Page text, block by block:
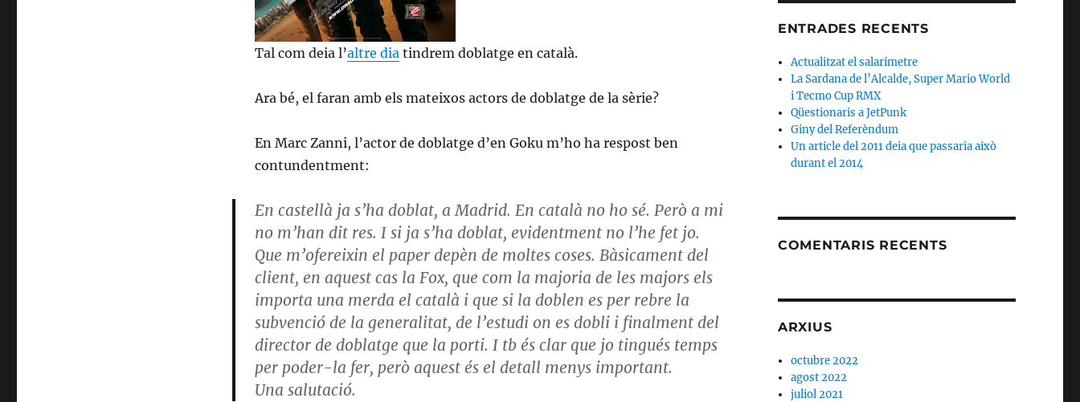
Tal com deia l’altre diatindrem doblatge en català.
Ara bé, el faran amb els mateixos actors de doblatge de la sèrie?
En Marc Zanni, l’actor de doblatge d’en Goku m’ho ha respost ben
contundentment:
En castellà ja s’ha doblat, a Madrid. En català no ho sé. Però a mi
no m’han dit res. I si ja s’ha doblat, evidentment no l’he fet jo.
Que m’ofereixin el paper depèn de moltes coses. Bàsicament del
client, en aquest cas la Fox, que com la majoria de les majors els
importa una merda el català i que si la doblen es per rebre la
subvenció de la generalitat, de l’estudi on es dobli i finalment del
director de doblatge que la porti. I tb és clar que jo tingués temps
per poder-la fer, però aquest és el detall menys important.
Una salutació.
ENTRADES RECENTS
Actualitzat el salarímetre
La Sardana de l’Alcalde, Super Mario World
i Tecmo Cup RMX
Qüestionaris a JetPunk
Giny del Referèndum
Un article del 2011 deia que passaria això
durant el 2014
COMENTARIS RECENTS
ARXIUS
octubre 2022
agost 2022
juliol 2021